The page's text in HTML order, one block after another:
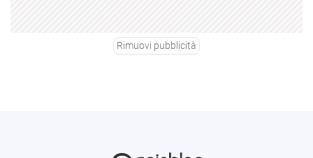
Rimuovi pubblicità